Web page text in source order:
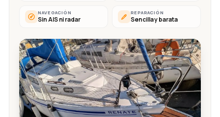
NAVEGACIÓN
Sin AIS ni radar
REPARACIÓN
Sencilla y barata